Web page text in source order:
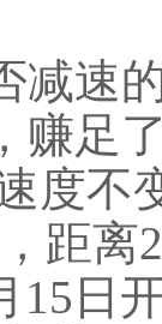
减速
赚足
度不
距离
15日